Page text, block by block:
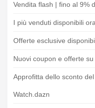
Vendita flash | fino al 9%
I più venduti disponibili
Offerte esclusive
Nuovi coupon e offerte su
Approfitta dello sconto
Watch.dazn